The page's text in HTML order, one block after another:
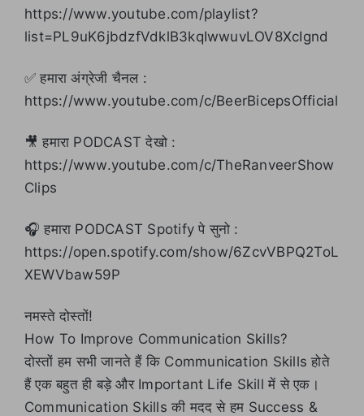
https://www.youtube.com/playlist?
list=PL9uK6jbdzfVdklB3kqIwwuvLOV8XcIgnd
✅ हमारा अंग्रेजी चैनल :
https://www.youtube.com/c/BeerBicepsOfficial
🎥 हमारा PODCAST देखो :
https://www.youtube.com/c/TheRanveerShow
Clips
🎧 हमारा PODCAST Spotify पे सुनो :
https://open.spotify.com/show/6ZcvVBPQ2ToL
XEWVbaw59P
नमस्ते दोस्तों!
How To Improve Communication Skills?
दोस्तों हम सभी जानते हैं कि Communication Skills होते
हैं एक बहुत ही बड़े और Important Life Skill में से एक।
Communication Skills की मदद से हम Success &